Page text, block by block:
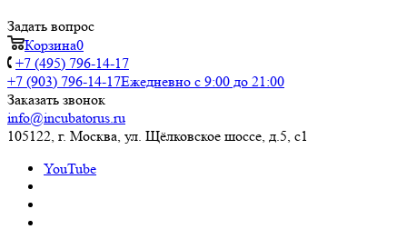
Задать вопрос
Корзина0
+7 (495) 796-14-17
+7 (903) 796-14-17Ежедневно с 9:00 до 21:00
Заказать звонок
info@incubatorus.ru
105122, г. Москва, ул. Щёлковское шоссе, д.5, с1
YouTube